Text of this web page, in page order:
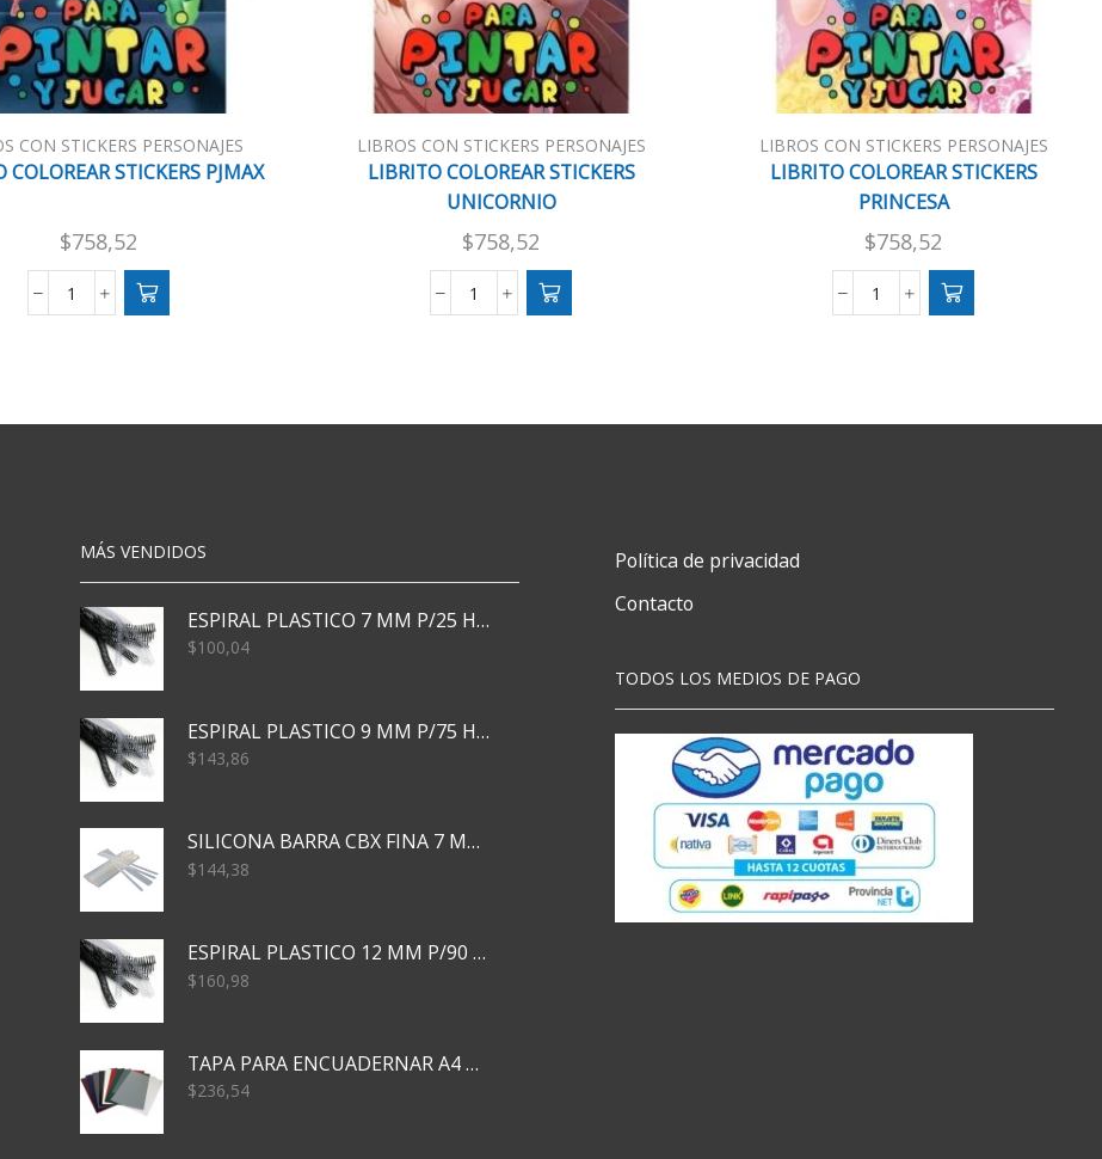
CON STICKERS PERSONAJES
COLOREAR STICKERS PJMAX
$758,52
LIBRITO
LIBROS CON STICKERS PERSONAJES
LIBRITO COLOREAR STICKERS
UNICORNIO
$758,52
LIBRITO
LIBROS CON STICKERS PERSONAJES
LIBRITO COLOREAR STICKERS
PRINCESA
$758,52
LIBRITO
MÁS VENDIDOS
ESPIRAL PLASTICO 7 MM P/25 HJS X50x3000
$100,04
ESPIRAL PLASTICO 9 MM P/75 HJS X50X2400
$143,86
SILICONA BARRA CBX FINA 7 MM 28 CM
$144,38
ESPIRAL PLASTICO 12 MM P/90 HJS X50X1500
$160,98
TAPA PARA ENCUADERNAR A4 TRANSP x50x500
$236,54
Política de privacidad
Contacto
TODOS LOS MEDIOS DE PAGO